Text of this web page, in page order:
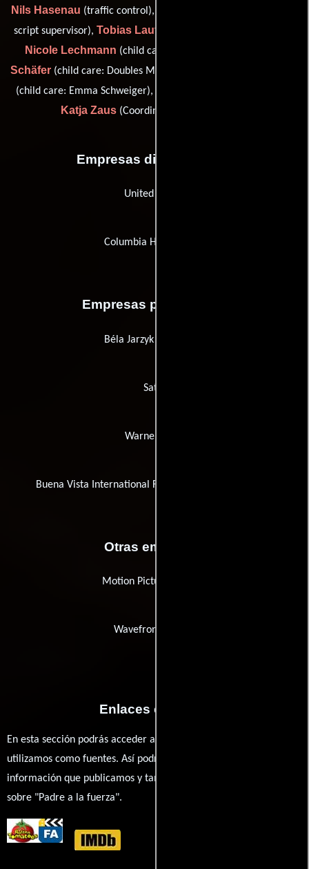
Nils Hasenau (traffic control),
script supervisor), Tobias Lauterberg
Nicole Lechmann (child care: Emma Schweiger),
Schäfer (child care: Doubles Magdalena),
(child care: Emma Schweiger),
Katja Zaus (Coordinador de produccion)
Empresas distribuidoras
United Artists
Columbia Home Video
Empresas productoras
Béla Jarzyk Production
Sat.1
Warner Bros.
Buena Vista International Film Production (Germany)
Otras empresas
Motion Picture Lighting
Wavefront Studios
Enlaces externos
En esta sección podrás acceder a los recursos externos que
utilizamos como fuentes. Así podrás chequear toda la
información que publicamos y también ampliar tu conocimiento
sobre "Padre a la fuerza".